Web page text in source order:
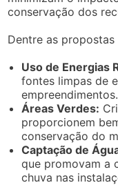
conservação dos
Dentre as propostas
Uso de Energias
fontes limpas de
empreendimentos.
Áreas Verdes:
proporcionem
conservação do
Captação de
que promovam a
chuva nas